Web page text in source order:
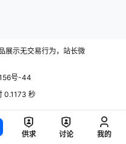
展示无交易行为，站长微
号-44
0.1173 秒
供求 讨论 我的